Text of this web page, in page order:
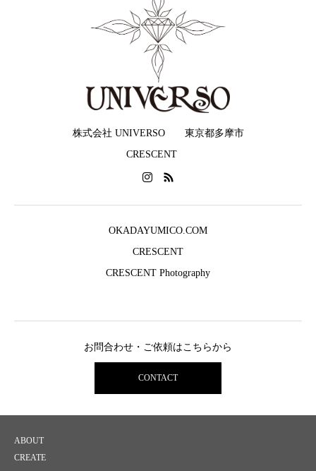
株式会社 UNIVERSO 東京都多摩市
CRESCENT
OKADAYUMICO.COM
CRESCENT
CRESCENT Photography
お問合わせ・ご依頼はこちらから
CONTACT
ABOUT
CREATE